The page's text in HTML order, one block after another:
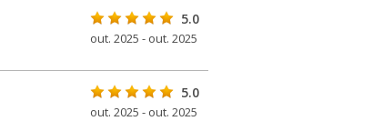
5.0
out. 2025 - out. 2025
5.0
out. 2025 - out. 2025